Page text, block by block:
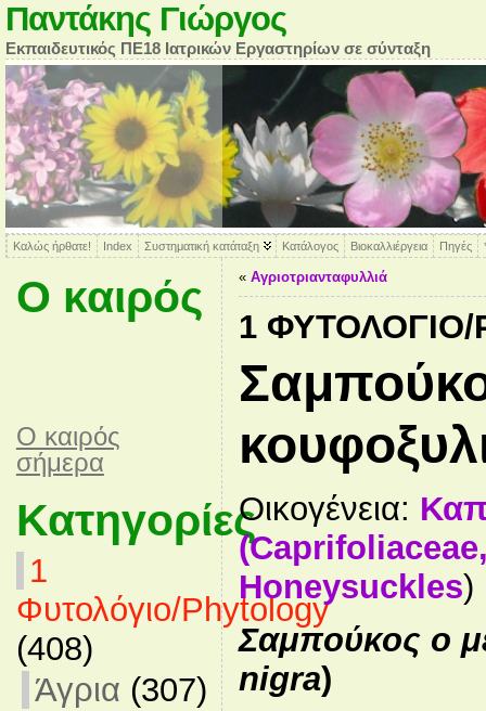
Παντάκης Γιώργος
Εκπαιδευτικός ΠΕ18 Ιατρικών Εργαστηρίων σε σύνταξη
Καλώς ήρθατε! Index Συστηματική κατάταξη Κατάλογος Βιοκαλλιέργεια Πηγές
Ο καιρός
O καιρός
σήμερα
Κατηγορίες
1
Φυτολόγιο/Phytology
(408)
Άγρια (307)
« Αγριοτριανταφυλλιά
1 ΦΥΤΟΛΌΓΙΟ/
Οικογένεια:
Honeysuckles)
Σαμπούκος ο
nigra)